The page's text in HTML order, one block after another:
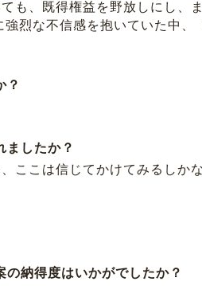
も、既得権益を野放しにし、
烈な不信感を抱いていた中
？
ましたか？
ここは信じてかけてみるしか
納得度はいかがでしたか？